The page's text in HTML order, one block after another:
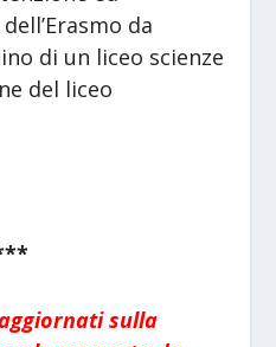
da
di un liceo scienze
del liceo
sulla